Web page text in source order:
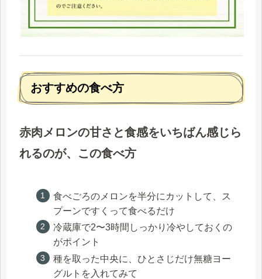
おすすめの食べ方
赤肉メロンの甘さと食感をいちばん感じら
れるのが、この食べ方
食べごろのメロンを半分にカットして、ス
プーンですくって食べるだけ
冷蔵庫で2〜3時間しっかり冷やしておくの
がポイント
種を取った中央に、ひとさじだけ無糖ヨー
グルトを入れてみて